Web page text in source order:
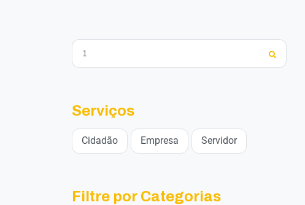
Serviços
Cidadão Empresa Servidor
Filtre por Categorias